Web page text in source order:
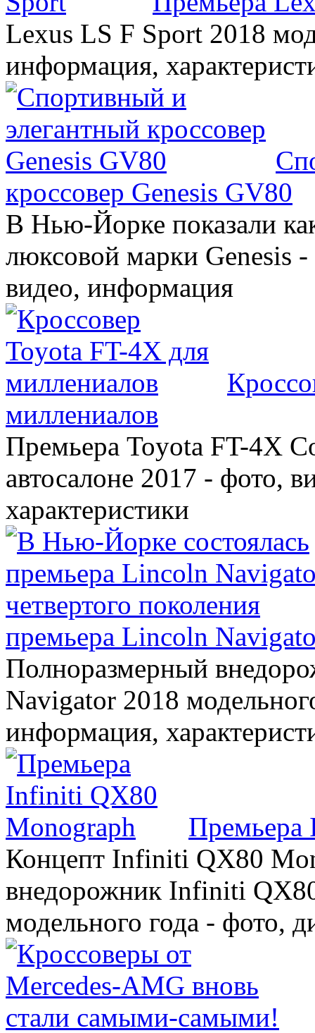
Lexus LS F Sport 2018
информация,
кроссовер Genesis GV80
В Нью-Йорке показали
люксовой марки Genesis
видео, информация
миллениалов
Премьера Toyota FT-4X
автосалоне 2017 - фото,
характеристики
премьера Lincoln
Полноразмерный
Navigator 2018
информация,
Премьера
Концепт Infiniti QX80
внедорожник Infiniti
модельного года - фото,